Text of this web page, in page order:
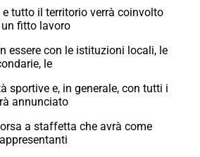
tutto il territorio verrà coinvolto
un fitto lavoro
essere con le istituzioni locali, le
le
sportive e, in generale, con tutti i
annunciato
a staffetta che avrà come